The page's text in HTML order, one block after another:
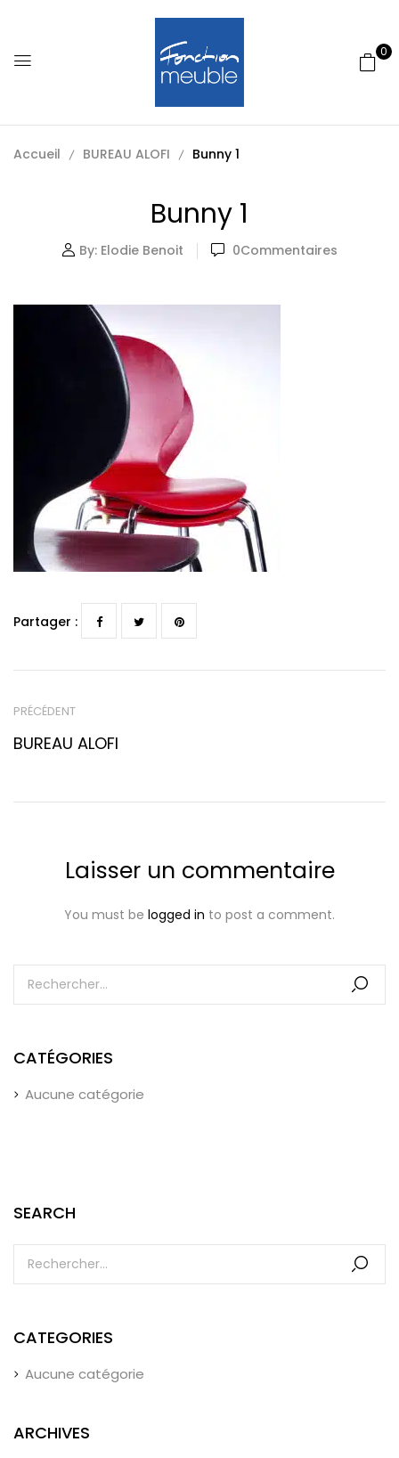
0
Accueil BUREAU ALOFI Bunny 1
Bunny 1
By: Elodie Benoit 0Commentaires
CATÉGORIES
Aucune catégorie
SEARCH
CATEGORIES
Aucune catégorie
ARCHIVES
Partager :
PRÉCÉDENT
BUREAU ALOFI
Laisser un commentaire
You must be logged in to post a comment.